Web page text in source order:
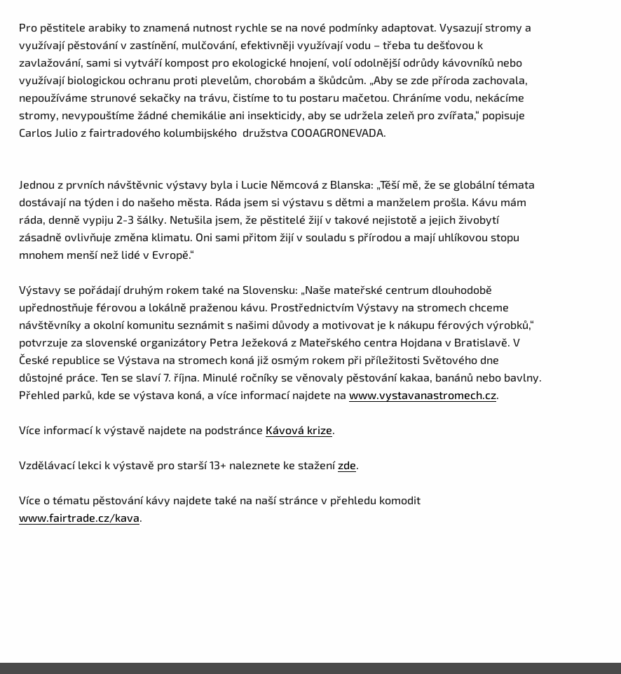
Pro pěstitele arabiky to znamená nutnost rychle se na nové podmínky adaptovat. Vysazují stromy a
využívají pěstování v zastínění, mulčování, efektivněji využívají vodu – třeba tu dešťovou k
zavlažování, sami si vytváří kompost pro ekologické hnojení, volí odolnější odrůdy kávovníků nebo
využívají biologickou ochranu proti plevelům, chorobám a škůdcům. „Aby se zde příroda zachovala,
nepoužíváme strunové sekačky na trávu, čistíme to tu postaru mačetou. Chráníme vodu, nekácíme
stromy, nevypouštíme žádné chemikálie ani insekticidy, aby se udržela zeleň pro zvířata,“ popisuje
Carlos Julio z fairtradového kolumbijského družstva COOAGRONEVADA.
Jednou z prvních návštěvnic výstavy byla i Lucie Němcová z Blanska: „Těší mě, že se globální témata
dostávají na týden i do našeho města. Ráda jsem si výstavu s dětmi a manželem prošla. Kávu mám
ráda, denně vypiju 2-3 šálky. Netušila jsem, že pěstitelé žijí v takové nejistotě a jejich živobytí
zásadně ovlivňuje změna klimatu. Oni sami přitom žijí v souladu s přírodou a mají uhlíkovou stopu
mnohem menší než lidé v Evropě.“
Výstavy se pořádají druhým rokem také na Slovensku: „Naše mateřské centrum dlouhodobě
upřednostňuje férovou a lokálně praženou kávu. Prostřednictvím Výstavy na stromech chceme
návštěvníky a okolní komunitu seznámit s našimi důvody a motivovat je k nákupu férových výrobků,“
potvrzuje za slovenské organizátory Petra Ježeková z Mateřského centra Hojdana v Bratislavě. V
České republice se Výstava na stromech koná již osmým rokem při příležitosti Světového dne
důstojné práce. Ten se slaví 7. října. Minulé ročníky se věnovaly pěstování kakaa, banánů nebo bavlny.
Přehled parků, kde se výstava koná, a více informací najdete nawww.vystavanastromech.cz.
Více informací k výstavě najdete na podstránce Kávová krize.
Vzdělávací lekci k výstavě pro starší 13+ naleznete ke staženízde.
Více o tématu pěstování kávy najdete také na naší stránce v přehledu komodit
www.fairtrade.cz/kava.